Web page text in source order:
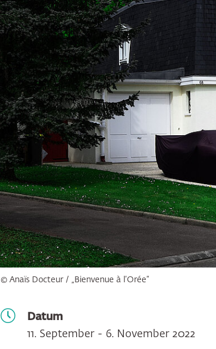
© Anaïs Docteur / „Bienvenue à l’Orée“
Datum
11. September - 6. November 2022